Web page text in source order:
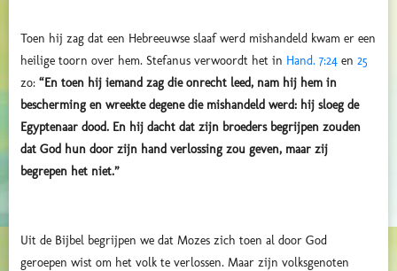
Toen hij zag dat een Hebreeuwse slaaf werd mishandeld kwam er een
heilige toorn over hem. Stefanus verwoordt het in Hand. 7:24 en 25
zo: “En toen hij iemand zag die onrecht leed, nam hij hem in
bescherming en wreekte degene die mishandeld werd: hij sloeg de
Egyptenaar dood. En hij dacht dat zijn broeders begrijpen zouden
dat God hun door zijn hand verlossing zou geven, maar zij
begrepen het niet.”
Uit de Bijbel begrijpen we dat Mozes zich toen al door God
geroepen wist om het volk te verlossen. Maar zijn volksgenoten